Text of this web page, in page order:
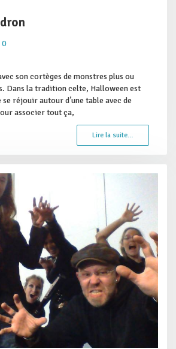
0
son cortèges de monstres plus ou
Dans la tradition celte, Halloween est
se réjouir autour d’une table avec de
associer tout ça,
Lire la suite…